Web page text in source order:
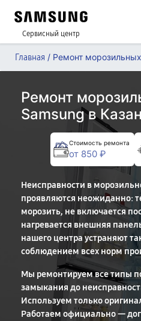
Сервисный центр
Главная / Ремонт
Ремонт
Samsung в
Стоимость ремонта
от 850 ₽
Неисправности в
проявляются неожиданно:
морозить, не включается
нагревается внешняя
нашего центра устраняют
соблюдением всех норм
Мы ремонтируем все типы
замыкания до
Используем только
Работаем официально —